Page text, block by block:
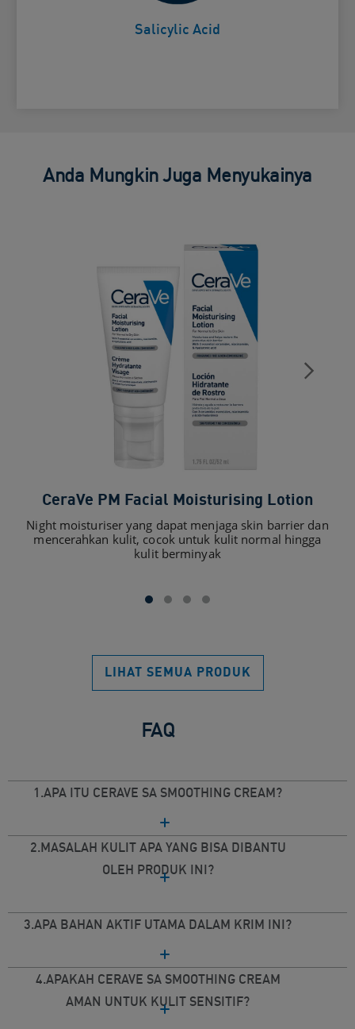
Salicylic Acid
Anda Mungkin Juga Menyukainya
CeraVe PM Facial Moisturising Lotion
Night moisturiser yang dapat menjaga skin barrier dan
mencerahkan kulit, cocok untuk kulit normal hingga
kulit berminyak​
LIHAT SEMUA PRODUK
FAQ
1.APA ITU CERAVE SA SMOOTHING CREAM?
2.MASALAH KULIT APA YANG BISA DIBANTU
OLEH PRODUK INI?
3.APA BAHAN AKTIF UTAMA DALAM KRIM INI?
4.APAKAH CERAVE SA SMOOTHING CREAM
AMAN UNTUK KULIT SENSITIF?